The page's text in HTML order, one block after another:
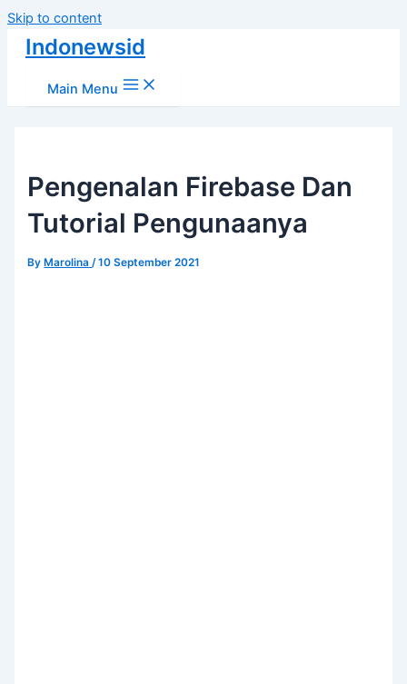
Skip to content
Indonewsid
Main Menu
Pengenalan Firebase Dan
Tutorial Pengunaanya
By Marolina/10 September 2021